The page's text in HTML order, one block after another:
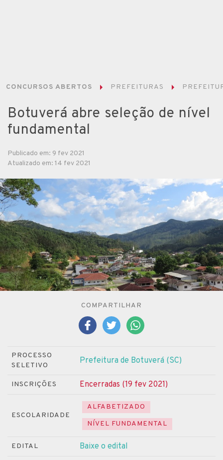
CONCURSOS ABERTOS PREFEITURAS
Botuverá abre seleção de nível
fundamental
Publicado em: 9 fev 2021
Atualizado em: 14 fev 2021
COMPARTILHAR
PROCESSO
SELETIVO
Prefeitura de Botuverá (SC)
INSCRIÇÕES Encerradas (19 fev 2021)
ESCOLARIDADE
ALFABETIZADO
NÍVEL FUNDAMENTAL
EDITAL Baixe o edital